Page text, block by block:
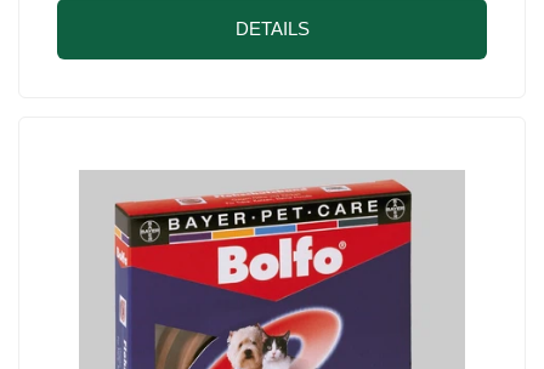
DETAILS